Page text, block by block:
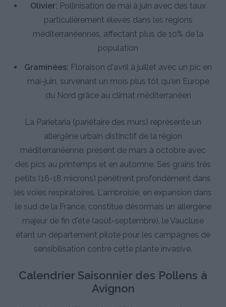
Olivier: Pollinisation de mai à juin avec des taux
particulièrement élevés dans les régions
méditerranéennes, affectant plus de 10% de la
population
Graminées: Floraison d'avril à juillet avec un pic en
mai-juin, survenant un mois plus tôt qu'en Europe
du Nord grâce au climat méditerranéen
La Parietaria (pariétaire des murs) représente un
allergène urbain distinctif de la région
méditerranéenne, présent de mars à octobre avec
des pics au printemps et en automne. Ses grains très
petits (16-18 microns) pénètrent profondément dans
les voies respiratoires. L'ambroisie, en expansion dans
le sud de la France, constitue désormais un allergène
majeur de fin d'été (août-septembre), le Vaucluse
étant un département pilote pour les campagnes de
sensibilisation contre cette plante invasive.
Calendrier Saisonnier des Pollens à
Avignon